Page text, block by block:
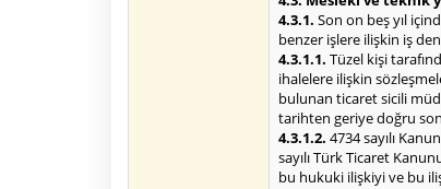
4.3.1. Son on beş yıl
benzer işlere ilişkin iş
4.3.1.1. Tüzel kişi
ihalelere ilişkin
bulunan ticaret sicili
tarihten geriye doğru
4.3.1.2. 4734 sayılı
sayılı Türk Ticaret
bu hukuki ilişkiyi ve bu